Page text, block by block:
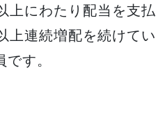
上にわたり配当を支払
上連続増配を続けてい
す。